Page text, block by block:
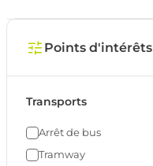
Points d'intérêts
Transports
Arrêt de bus
Tramway